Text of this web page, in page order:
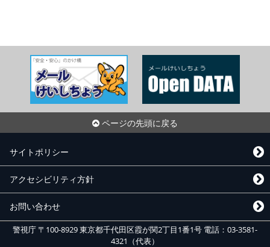
ページの先頭に戻る
サイトポリシー
アクセシビリティ方針
お問い合わせ
警視庁 〒100-8929 東京都千代田区霞が関2丁目1番1号 電話：03-3581-
4321（代表）